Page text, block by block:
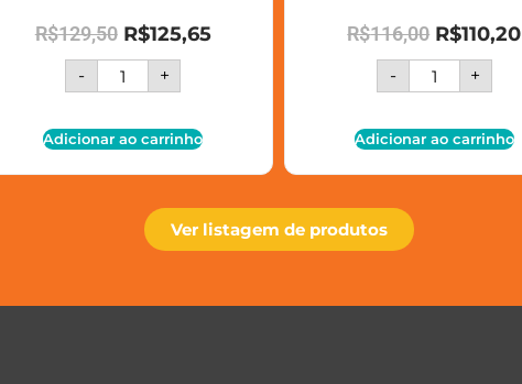
R$129,50 R$125,65
- +
Adicionar ao carrinho
R$116,00 R$110,20
- +
Adicionar ao carrinho
Ver listagem de produtos